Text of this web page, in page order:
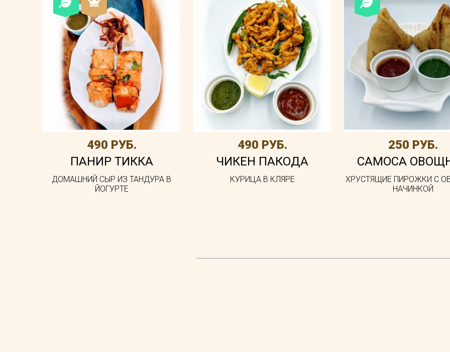
490 РУБ.
ПАНИР ТИККА
ДОМАШНИЙ СЫР ИЗ ТАНДУРА В
ЙОГУРТЕ
490 РУБ.
ЧИКЕН ПАКОДА
КУРИЦА В КЛЯРЕ
250 РУБ.
САМОСА
ХРУСТЯЩИЕ ПИРОЖКИ С
НАЧИНКОЙ